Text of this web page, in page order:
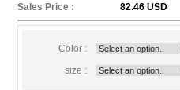
Sales Price : 82.46 USD
Color :
size :